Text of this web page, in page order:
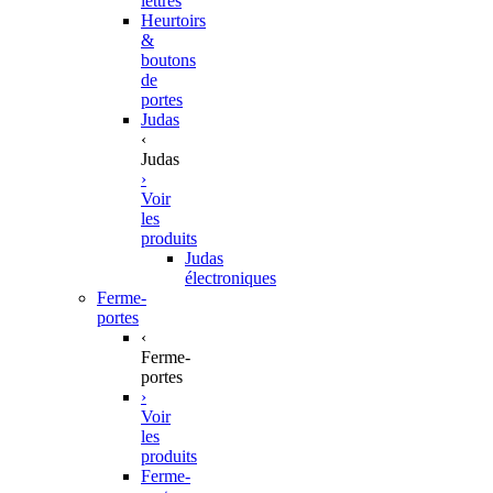
Heurtoirs
&
boutons
de
portes
Judas
‹
Judas
›
Voir
les
produits
Judas
électroniques
Ferme-
portes
‹
Ferme-
portes
›
Voir
les
produits
Ferme-